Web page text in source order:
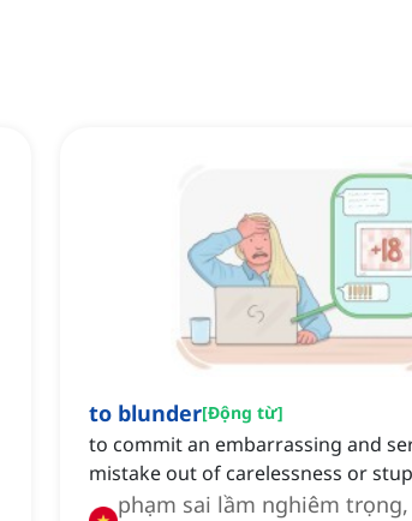
to blunder[Động từ]
to commit an embarrassing and
mistake out of carelessness or
phạm sai lầm nghiêm